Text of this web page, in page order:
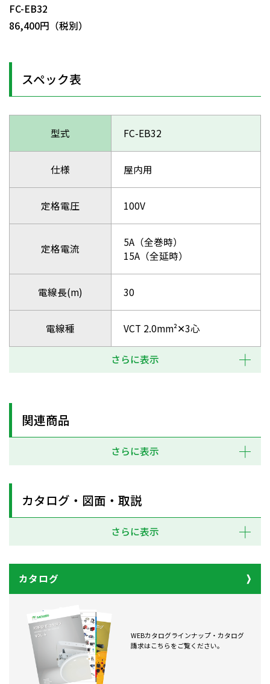
FC-EB32
86,400円（税別）
スペック表
型式 FC-EB32
仕様 屋内用
定格電圧 100V
定格電流
5A（全巻時）
15A（全延時）
電線長(m) 30
電線種 VCT 2.0mm²✕3心
さらに表示
関連商品
さらに表示
カタログ・図面・取説
さらに表示
カタログ
WEBカタログラインナップ・カタログ
請求はこちらをご覧ください。